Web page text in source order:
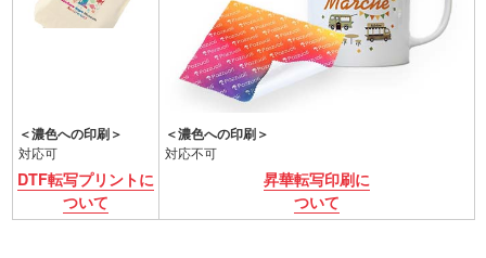
濃色への印刷
＜濃色への印刷＞
対応可
＜濃色への印刷＞
対応不可
詳細
DTF転写プリントに
ついて
昇華転写印刷に
ついて